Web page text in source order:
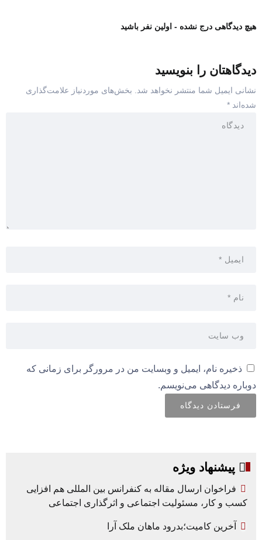
هیچ دیدگاهی درج نشده - اولین نفر باشید
دیدگاهتان را بنویسید
نشانی ایمیل شما منتشر نخواهد شد.
بخش‌های موردنیاز علامت‌گذاری
شده‌اند *
ذخیره نام، ایمیل و وبسایت من در مرورگر برای زمانی که
دوباره دیدگاهی می‌نویسم.
پیشنهاد ویژه
فراخوان ارسال مقاله به کنفرانس بین المللی هم افزایی
کسب و کار، مسئولیت اجتماعی و اثرگذاری اجتماعی
آخرین کامیت؛بدرود ماهان ملک آرا